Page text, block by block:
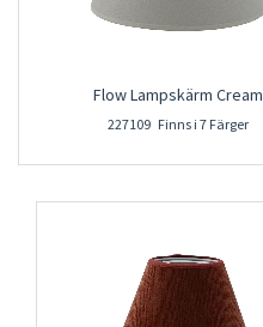
Flow Lampskärm Cream
227109 Finns i 7 Färger